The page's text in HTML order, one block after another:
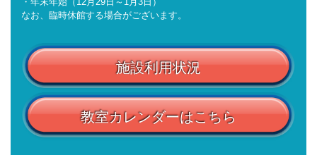
なお、臨時休館する場合がございます。
施設利用状況
教室カレンダーはこちら